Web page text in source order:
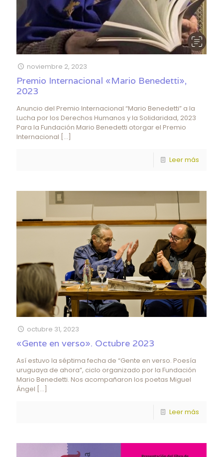
noviembre 2, 2023
Premio Internacional «Mario Benedetti»,
2023
Anuncio del Premio Internacional “Mario Benedetti” a la
Lucha por los Derechos Humanos y la Solidaridad, 2023
Para la Fundación Mario Benedetti otorgar el Premio
Internacional […]
Leer más
octubre 31, 2023
«Gente en verso». Octubre 2023
Así estuvo la séptima fecha de “Gente en verso. Poesía
uruguaya de ahora”, ciclo organizado por la Fundación
Mario Benedetti. Nos acompañaron los poetas Miguel
Ángel […]
Leer más